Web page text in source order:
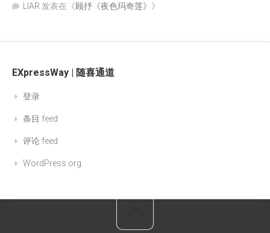
LIAR 发表在《顾抒《夜色玛奇莲》 》
EXpressWay | 随喜通道
登录
条目 feed
评论 feed
WordPress.org